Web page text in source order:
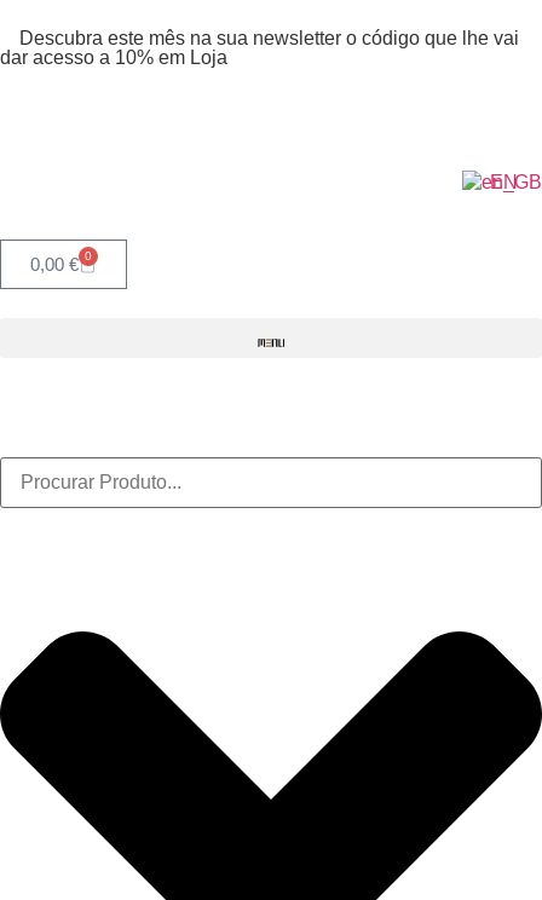
Descubra este mês na sua newsletter o código que lhe vai
dar acesso a 10% em Loja
EN
0,00 € 0